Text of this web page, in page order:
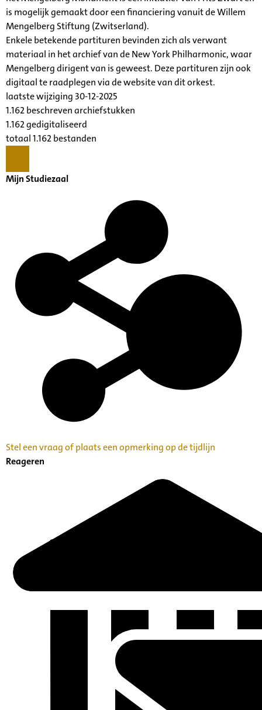
is mogelijk gemaakt door een financiering vanuit de Willem
Mengelberg Stiftung (Zwitserland).
Enkele betekende partituren bevinden zich als verwant
materiaal in het archief van de New York Philharmonic, waar
Mengelberg dirigent van is geweest. Deze partituren zijn ook
digitaal te raadplegen via de website van dit orkest.
laatste wijziging 30-12-2025
1.162 beschreven archiefstukken
1.162 gedigitaliseerd
totaal 1.162 bestanden
Mijn Studiezaal
Stel een vraag of plaats een opmerking op de tijdlijn
Reageren